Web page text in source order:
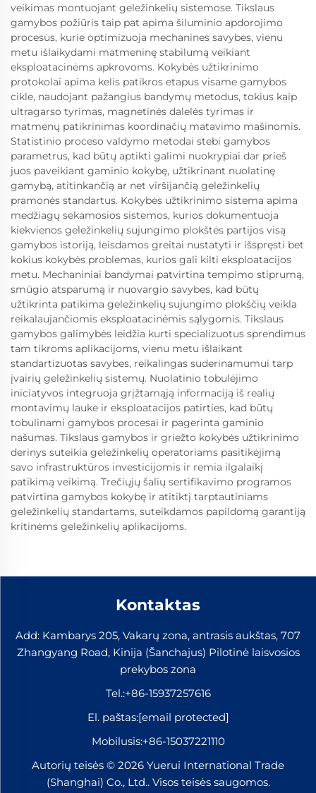
veikimas montuojant geležinkelių sistemose. Tikslaus
gamybos požiūris taip pat apima šiluminio apdorojimo
procesus, kurie optimizuoja mechanines savybes, vienu
metu išlaikydami matmeninę stabilumą veikiant
eksploatacinėms apkrovoms. Kokybės užtikrinimo
protokolai apima kelis patikros etapus visame gamybos
cikle, naudojant pažangius bandymų metodus, tokius kaip
ultragarso tyrimas, magnetinės dalelės tyrimas ir
matmenų patikrinimas koordinačių matavimo mašinomis.
Statistinio proceso valdymo metodai stebi gamybos
parametrus, kad būtų aptikti galimi nuokrypiai dar prieš
juos paveikiant gaminio kokybę, užtikrinant nuolatinę
gamybą, atitinkančią ar net viršijančią geležinkelių
pramonės standartus. Kokybės užtikrinimo sistema apima
medžiagų sekamosios sistemos, kurios dokumentuoja
kiekvienos geležinkelių sujungimo plokštės partijos visą
gamybos istoriją, leisdamos greitai nustatyti ir išspręsti bet
kokius kokybės problemas, kurios gali kilti eksploatacijos
metu. Mechaniniai bandymai patvirtina tempimo stiprumą,
smūgio atsparumą ir nuovargio savybes, kad būtų
užtikrinta patikima geležinkelių sujungimo plokščių veikla
reikalaujančiomis eksploatacinėmis sąlygomis. Tikslaus
gamybos galimybės leidžia kurti specializuotus sprendimus
tam tikroms aplikacijoms, vienu metu išlaikant
standartizuotas savybes, reikalingas suderinamumui tarp
įvairių geležinkelių sistemų. Nuolatinio tobulėjimo
iniciatyvos integruoja grįžtamąją informaciją iš realių
montavimų lauke ir eksploatacijos patirties, kad būtų
tobulinami gamybos procesai ir pagerinta gaminio
našumas. Tikslaus gamybos ir griežto kokybės užtikrinimo
derinys suteikia geležinkelių operatoriams pasitikėjimą
savo infrastruktūros investicijomis ir remia ilgalaikį
patikimą veikimą. Trečiųjų šalių sertifikavimo programos
patvirtina gamybos kokybę ir atitiktį tarptautiniams
geležinkelių standartams, suteikdamos papildomą garantiją
kritinėms geležinkelių aplikacijoms.
Kontaktas
Add: Kambarys 205, Vakarų zona, antrasis aukštas, 707
Zhangyang Road, Kinija (Šanchajus) Pilotinė laisvosios
prekybos zona
Tel.:+86-15937257616
El. paštas:[email protected]
Mobilusis:+86-15037221110
Autorių teisės © 2026 Yuerui International Trade
(Shanghai) Co., Ltd.. Visos teisės saugomos.